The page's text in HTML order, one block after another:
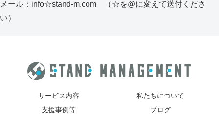
メール：info☆stand-m.com （☆を@に変えて送付くださ
い）
サービス内容
私たちについて
支援事例等
ブログ